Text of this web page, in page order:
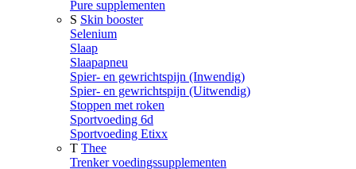
Pure supplementen
S Skin booster
Selenium
Slaap
Slaapapneu
Spier- en gewrichtspijn (Inwendig)
Spier- en gewrichtspijn (Uitwendig)
Stoppen met roken
Sportvoeding 6d
Sportvoeding Etixx
T Thee
Trenker voedingssupplementen